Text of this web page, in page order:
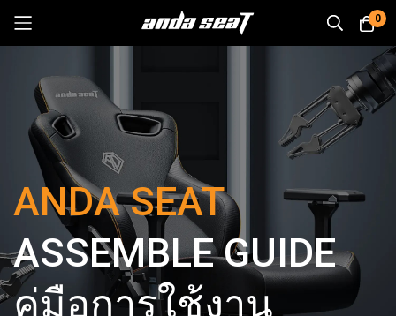
0
Content
ANDA SEAT
ASSEMBLE GUIDE
คู่มือการใช้งาน